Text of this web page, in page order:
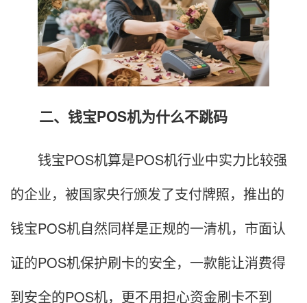
二、钱宝POS机为什么不跳码
钱宝POS机算是POS机行业中实力比较强
的企业，被国家央行颁发了支付牌照，推出的
钱宝POS机自然同样是正规的一清机，市面认
证的POS机保护刷卡的安全，一款能让消费得
到安全的POS机，更不用担心资金刷卡不到